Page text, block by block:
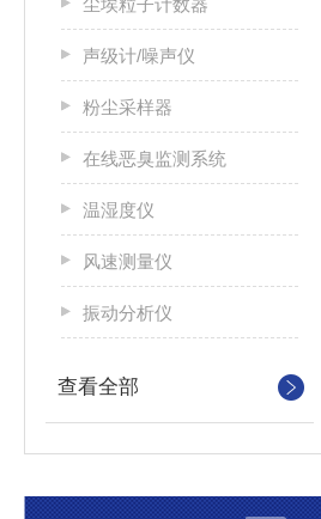
尘埃粒子计数器
声级计/噪声仪
粉尘采样器
在线恶臭监测系统
温湿度仪
风速测量仪
振动分析仪
查看全部